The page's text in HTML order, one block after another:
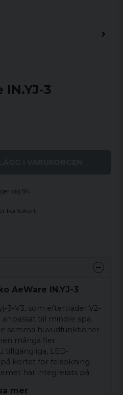
IN.YJ-3
dig 5%
kontokort
AeWare IN.YJ-3
3-V3, som efterträder V2-
till mindre spa.
samma huvudfunktioner
många fler
tillgängliga, LED-
kortet för felsökning
har integrerats på
mer